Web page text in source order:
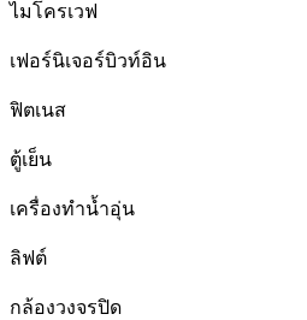
ไมโครเวฟ
เฟอร์นิเจอร์บิวท์อิน
ฟิตเนส
ตู้เย็น
เครื่องทำน้ำอุ่น
ลิฟต์
กล้องวงจรปิด